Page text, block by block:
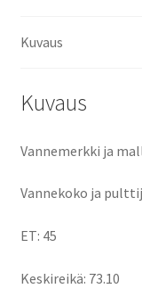
o
Kuvaus
Kuvaus
Vannemerkki ja
Vannekoko ja
ET: 45
Keskireikä: 73.10